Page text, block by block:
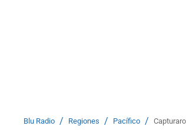
Blu Radio / Regiones / Pacífico /